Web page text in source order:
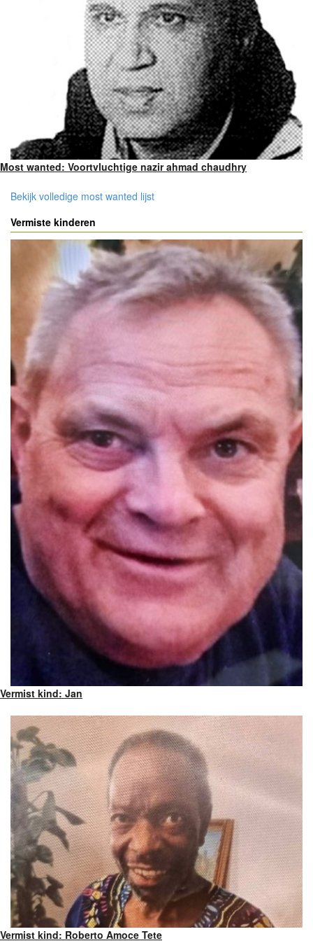
Most wanted: Voortvluchtige nazir ahmad chaudhry
Bekijk volledige most wanted lijst
Vermiste kinderen
Vermist kind: Jan
Vermist kind: Roberto Amoce Tete